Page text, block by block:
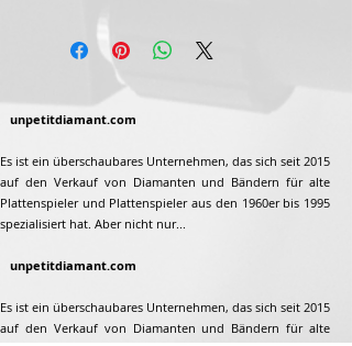
unpetitdiamant.com
Es ist ein überschaubares Unternehmen, das sich seit 2015
auf den Verkauf von Diamanten und Bändern für alte
Plattenspieler und Plattenspieler aus den 1960er bis 1995
spezialisiert hat. Aber nicht nur...
unpetitdiamant.com
Es ist ein überschaubares Unternehmen, das sich seit 2015
auf den Verkauf von Diamanten und Bändern für alte